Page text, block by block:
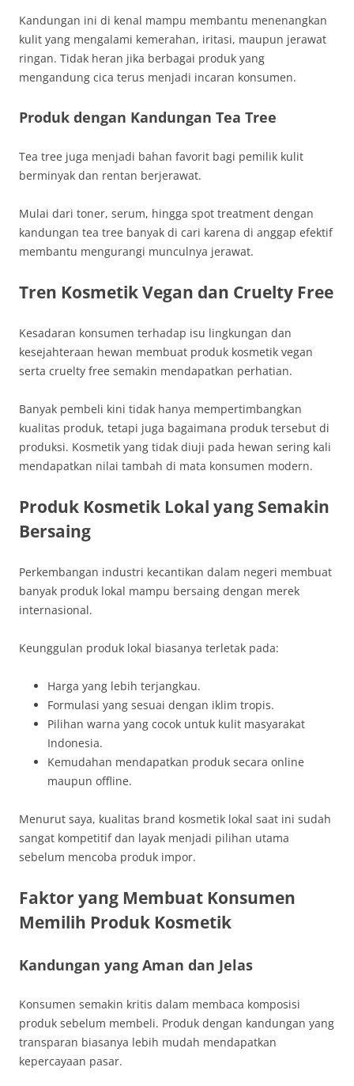
Kandungan ini di kenal mampu membantu menenangkan
kulit yang mengalami kemerahan, iritasi, maupun jerawat
ringan. Tidak heran jika berbagai produk yang
mengandung cica terus menjadi incaran konsumen.
Produk dengan Kandungan Tea Tree
Tea tree juga menjadi bahan favorit bagi pemilik kulit
berminyak dan rentan berjerawat.
Mulai dari toner, serum, hingga spot treatment dengan
kandungan tea tree banyak di cari karena di anggap efektif
membantu mengurangi munculnya jerawat.
Tren Kosmetik Vegan dan Cruelty Free
Kesadaran konsumen terhadap isu lingkungan dan
kesejahteraan hewan membuat produk kosmetik vegan
serta cruelty free semakin mendapatkan perhatian.
Banyak pembeli kini tidak hanya mempertimbangkan
kualitas produk, tetapi juga bagaimana produk tersebut di
produksi. Kosmetik yang tidak diuji pada hewan sering kali
mendapatkan nilai tambah di mata konsumen modern.
Produk Kosmetik Lokal yang Semakin
Bersaing
Perkembangan industri kecantikan dalam negeri membuat
banyak produk lokal mampu bersaing dengan merek
internasional.
Keunggulan produk lokal biasanya terletak pada:
Harga yang lebih terjangkau.
Formulasi yang sesuai dengan iklim tropis.
Pilihan warna yang cocok untuk kulit masyarakat
Indonesia.
Kemudahan mendapatkan produk secara online
maupun offline.
Menurut saya, kualitas brand kosmetik lokal saat ini sudah
sangat kompetitif dan layak menjadi pilihan utama
sebelum mencoba produk impor.
Faktor yang Membuat Konsumen
Memilih Produk Kosmetik
Kandungan yang Aman dan Jelas
Konsumen semakin kritis dalam membaca komposisi
produk sebelum membeli. Produk dengan kandungan yang
transparan biasanya lebih mudah mendapatkan
kepercayaan pasar.